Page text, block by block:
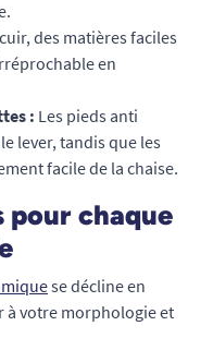
des matières faciles
en
: Les pieds anti
lever, tandis que les
facile de la chaise.
pour chaque
se décline en
à votre morphologie et